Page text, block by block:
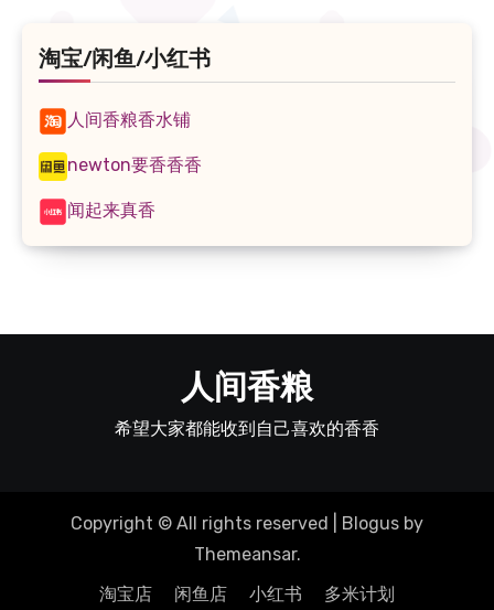
淘宝/闲鱼/小红书
人间香粮香水铺
newton要香香香
闻起来真香
人间香粮
希望大家都能收到自己喜欢的香香
Copyright © All rights reserved Blogus by
Themeansar.
淘宝店
闲鱼店 小红书 多米计划